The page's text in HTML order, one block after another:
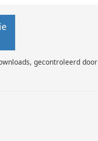
gecontroleerd door